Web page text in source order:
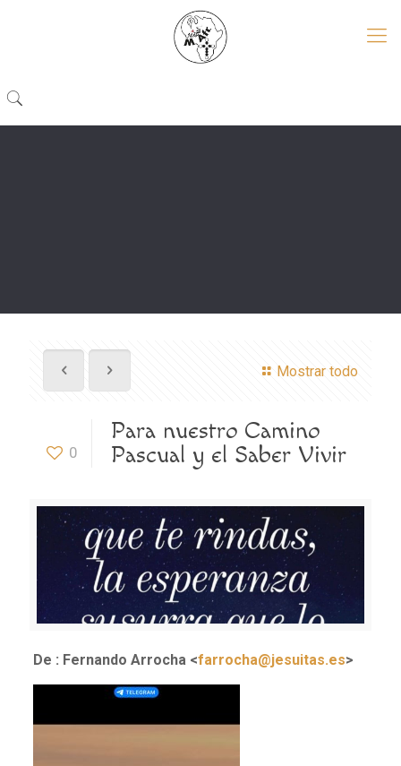
Mostrar todo
0
Para nuestro Camino
Pascual y el Saber Vivir
De : Fernando Arrocha <farrocha@jesuitas.es>